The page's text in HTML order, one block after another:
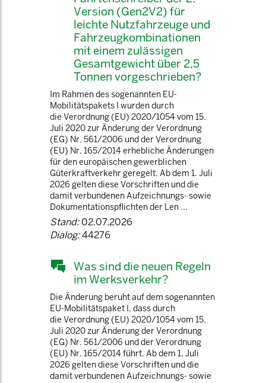
Version (Gen2V2) für
leichte Nutzfahrzeuge und
Fahrzeugkombinationen
mit einem zulässigen
Gesamtgewicht über 2,5
Tonnen vorgeschrieben?
Im Rahmen des sogenannten EU-
Mobilitätspakets I wurden durch
die Verordnung (EU) 2020/1054 vom 15.
Juli 2020 zur Änderung der Verordnung
(EG) Nr. 561/2006 und der Verordnung
(EU) Nr. 165/2014 erhebliche Änderungen
für den europäischen gewerblichen
Güterkraftverkehr geregelt. Ab dem 1. Juli
2026 gelten diese Vorschriften und die
damit verbundenen Aufzeichnungs- sowie
Dokumentationspflichten der Len ...
Stand:02.07.2026
Dialog:44276
Was sind die neuen Regeln
im Werksverkehr?
Die Änderung beruht auf dem sogenannten
EU-Mobilitätspaket I, dass durch
die Verordnung (EU) 2020/1054 vom 15.
Juli 2020 zur Änderung der Verordnung
(EG) Nr. 561/2006 und der Verordnung
(EU) Nr. 165/2014 führt. Ab dem 1. Juli
2026 gelten diese Vorschriften und die
damit verbundenen Aufzeichnungs- sowie